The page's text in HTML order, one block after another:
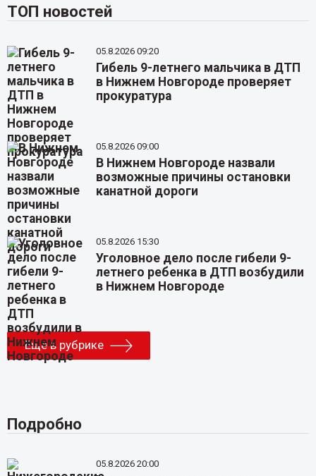
ТОП новостей
05.8.2026 09:20
Гибель 9-летнего мальчика в ДТП
в Нижнем Новгороде проверяет
прокуратура
05.8.2026 09:00
В Нижнем Новгороде назвали
возможные причины остановки
канатной дороги
05.8.2026 15:30
Уголовное дело после гибели 9-
летнего ребенка в ДТП возбудили
в Нижнем Новгороде
Еще в рубрике
Подробно
05.8.2026 20:00